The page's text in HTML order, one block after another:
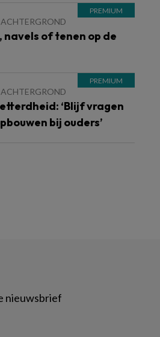
ACHTERGROND
navels of tenen op de
ACHTERGROND
‘Blijf vragen
bij ouders’
nieuwsbrief